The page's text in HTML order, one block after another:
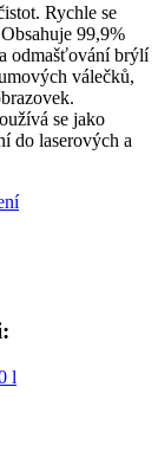
Rychle se
99,9%
odmašťování brýlí
válečků,
se jako
do laserových a